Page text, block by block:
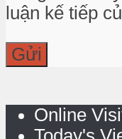
luận kế tiếp
Online